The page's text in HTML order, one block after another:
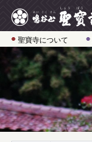
聖寶寺について